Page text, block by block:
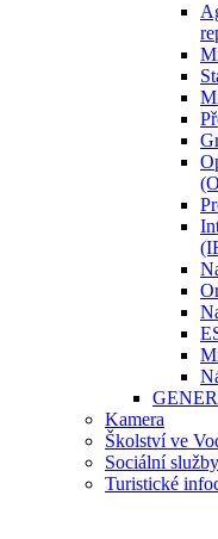
Kamera
Školství ve
Sociální služby
Turistické